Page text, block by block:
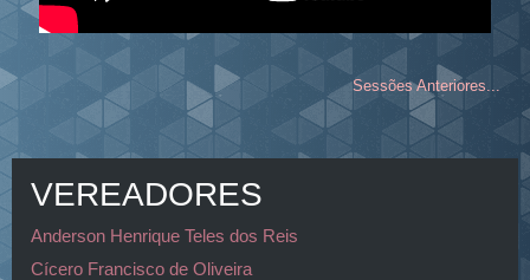
Sessões Anteriores...
VEREADORES
Anderson Henrique Teles dos Reis
Cícero Francisco de Oliveira